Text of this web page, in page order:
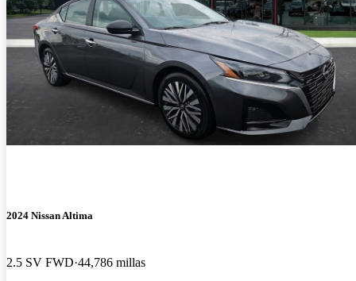
2024 Nissan Altima
2.5 SV FWD 44,786 millas